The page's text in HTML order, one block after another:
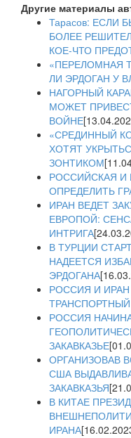
Другие материалы
Тарасов: ЕСЛИ
БОЛЕЕ
КОЕ-ЧТО
«ПЕРЕЛОМНАЯ
ЛИ ЭРДОГАН У
НАГОРНЫЙ
МОЖЕТ
ВОЙНЕ
«СРЕДИННЫЙ
ХОТЯТ
ЗОНТИКОМ
РОССИЙСКАЯ И
ОПРЕДЕЛИТЬ
ИРАН ВЕДЕТ
ЕВРОПОЙ:
ИНТРИГА
В ТУРЦИИ
НАДЕЕТСЯ
ЭРДОГАНА
РОССИЯ И
РОССИЯ
ЗАКАВКАЗЬЕ
ОРГАНИЗОВАВ
США
ЗАКАВКАЗЬЯ
В КИТАЕ
ИРАНА